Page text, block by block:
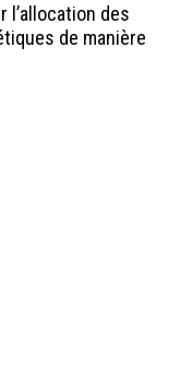
l’allocation des
de manière